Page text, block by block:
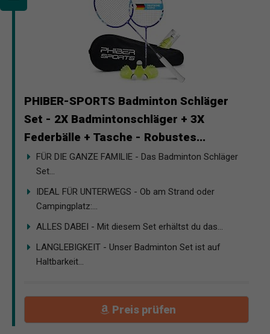
PHIBER-SPORTS Badminton Schläger
Set - 2X Badmintonschläger + 3X
Federbälle + Tasche - Robustes...
FÜR DIE GANZE FAMILIE - Das Badminton Schläger
Set...
IDEAL FÜR UNTERWEGS - Ob am Strand oder
Campingplatz:...
ALLES DABEI - Mit diesem Set erhältst du das...
LANGLEBIGKEIT - Unser Badminton Set ist auf
Haltbarkeit...
Preis prüfen